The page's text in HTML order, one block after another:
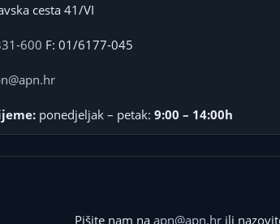
cesta 41/VI
600 F: 01/6177-045
ponedjeljak – petak:9:00 – 14:00h
Pišite nam na apn@apn.hr ili